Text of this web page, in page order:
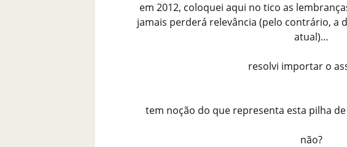
em 2012, coloquei aqui no tico as
jamais perderá relevância (pelo contrário, a
atual)…
resolvi importar o
tem noção do que representa esta pilha de
não?